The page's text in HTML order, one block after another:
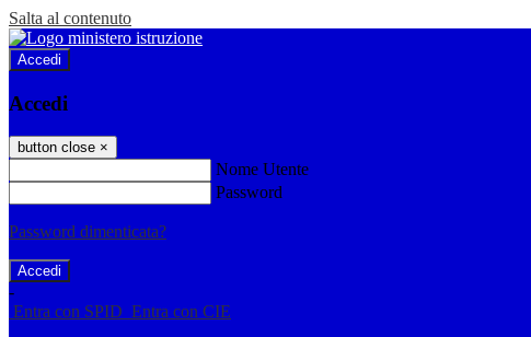
Salta al contenuto
Accedi
Accedi
button close ×
Nome Utente
Password
Password dimenticata?
-
Entra con SPID Entra con CIE